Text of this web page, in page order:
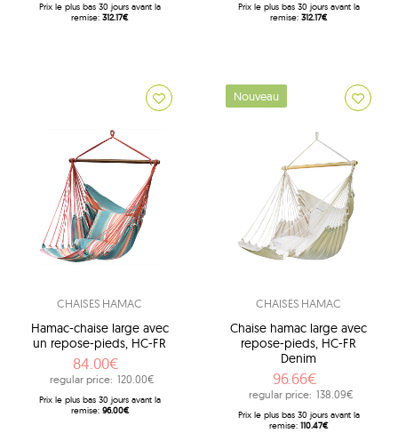
Prix ​​le plus bas 30 jours avant la
remise: 312.17€
Prix ​​le plus bas 30 jours avant la
remise: 312.17€
CHAISES HAMAC
Hamac-chaise large avec
un repose-pieds, HC-FR
84.00€
regular price: 120.00€
Prix ​​le plus bas 30 jours avant la
remise: 96.00€
Nouveau
CHAISES HAMAC
Chaise hamac large avec
repose-pieds, HC-FR
Denim
96.66€
regular price: 138.09€
Prix ​​le plus bas 30 jours avant la
remise: 110.47€